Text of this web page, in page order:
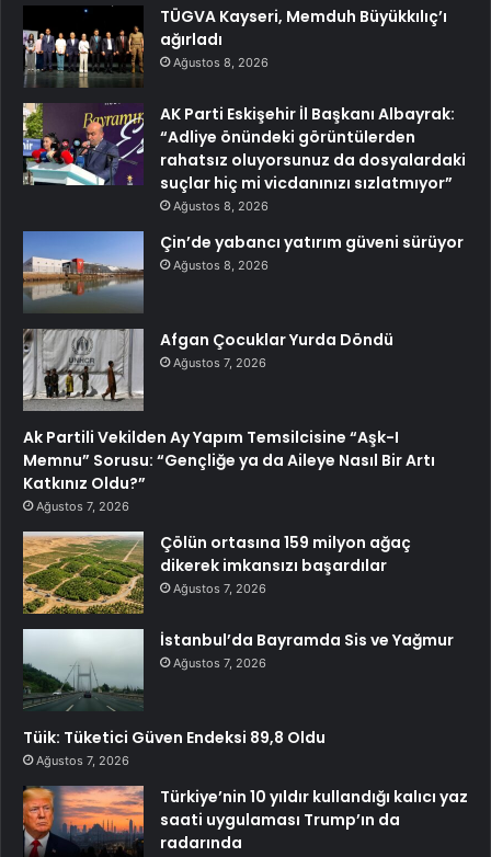
TÜGVA Kayseri, Memduh Büyükkılıç’ı
ağırladı
Ağustos 8, 2026
AK Parti Eskişehir İl Başkanı Albayrak:
“Adliye önündeki görüntülerden
rahatsız oluyorsunuz da dosyalardaki
suçlar hiç mi vicdanınızı sızlatmıyor”
Ağustos 8, 2026
Çin’de yabancı yatırım güveni sürüyor
Ağustos 8, 2026
Afgan Çocuklar Yurda Döndü
Ağustos 7, 2026
Ak Partili Vekilden Ay Yapım Temsilcisine “Aşk-I
Memnu” Sorusu: “Gençliğe ya da Aileye Nasıl Bir Artı
Katkınız Oldu?”
Ağustos 7, 2026
Çölün ortasına 159 milyon ağaç
dikerek imkansızı başardılar
Ağustos 7, 2026
İstanbul’da Bayramda Sis ve Yağmur
Ağustos 7, 2026
Tüik: Tüketici Güven Endeksi 89,8 Oldu
Ağustos 7, 2026
Türkiye’nin 10 yıldır kullandığı kalıcı yaz
saati uygulaması Trump’ın da
radarında